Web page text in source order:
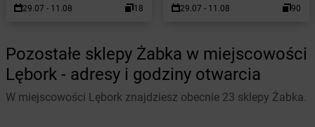
29.07 - 11.08
18
29.07 - 11.08
90
Pozostałe sklepy Żabka w miejscowości
Lębork - adresy i godziny otwarcia
W miejscowości Lębork znajdziesz obecnie 23 sklepy Żabka.